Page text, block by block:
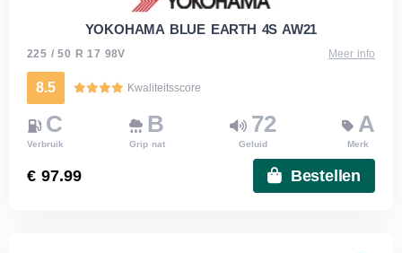
YOKOHAMA BLUE EARTH 4S AW21
225 / 50 R 17 98V Meer info
8.5 Kwaliteitsscore
C
Verbruik
B
Grip nat
72
Geluid
A
Merk
€ 97.99 Bestellen